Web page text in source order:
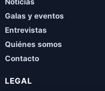
Galas y eventos
Entrevistas
Quiénes somos
Contacto
LEGAL